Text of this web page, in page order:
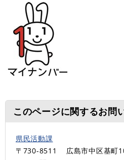
このページに関するお問
県民活動課
〒730-8511
広島市中区基町